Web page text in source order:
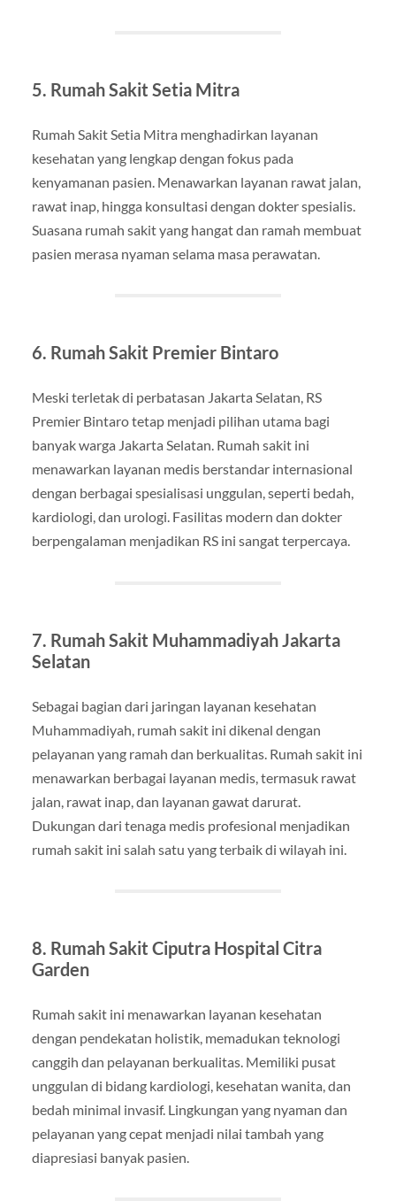
5. Rumah Sakit Setia Mitra
Rumah Sakit Setia Mitra menghadirkan layanan
kesehatan yang lengkap dengan fokus pada
kenyamanan pasien. Menawarkan layanan rawat jalan,
rawat inap, hingga konsultasi dengan dokter spesialis.
Suasana rumah sakit yang hangat dan ramah membuat
pasien merasa nyaman selama masa perawatan.
6. Rumah Sakit Premier Bintaro
Meski terletak di perbatasan Jakarta Selatan, RS
Premier Bintaro tetap menjadi pilihan utama bagi
banyak warga Jakarta Selatan. Rumah sakit ini
menawarkan layanan medis berstandar internasional
dengan berbagai spesialisasi unggulan, seperti bedah,
kardiologi, dan urologi. Fasilitas modern dan dokter
berpengalaman menjadikan RS ini sangat terpercaya.
7. Rumah Sakit Muhammadiyah Jakarta
Selatan
Sebagai bagian dari jaringan layanan kesehatan
Muhammadiyah, rumah sakit ini dikenal dengan
pelayanan yang ramah dan berkualitas. Rumah sakit ini
menawarkan berbagai layanan medis, termasuk rawat
jalan, rawat inap, dan layanan gawat darurat.
Dukungan dari tenaga medis profesional menjadikan
rumah sakit ini salah satu yang terbaik di wilayah ini.
8. Rumah Sakit Ciputra Hospital Citra
Garden
Rumah sakit ini menawarkan layanan kesehatan
dengan pendekatan holistik, memadukan teknologi
canggih dan pelayanan berkualitas. Memiliki pusat
unggulan di bidang kardiologi, kesehatan wanita, dan
bedah minimal invasif. Lingkungan yang nyaman dan
pelayanan yang cepat menjadi nilai tambah yang
diapresiasi banyak pasien.